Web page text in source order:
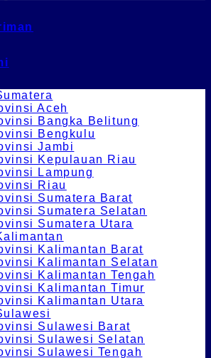
Aceh
Bangka Belitung
Bengkulu
Jambi
Kepulauan Riau
Lampung
Riau
Sumatera Barat
Sumatera Selatan
Sumatera Utara
Kalimantan Barat
Kalimantan Selatan
Kalimantan Tengah
Kalimantan Timur
Kalimantan Utara
Sulawesi Barat
Sulawesi Selatan
Sulawesi Tengah